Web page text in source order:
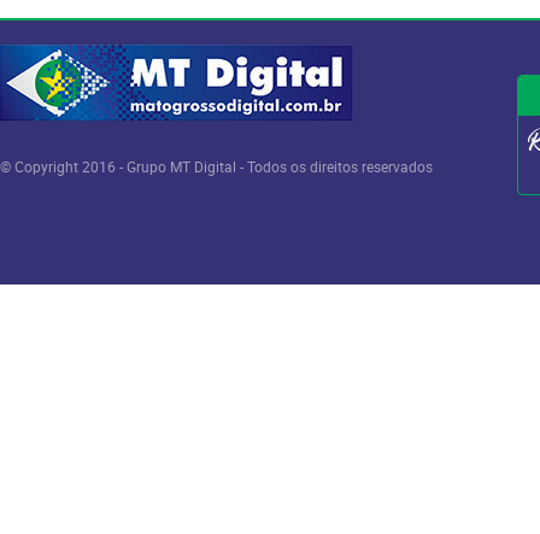
© Copyright 2016 - Grupo MT Digital - Todos os direitos reservados